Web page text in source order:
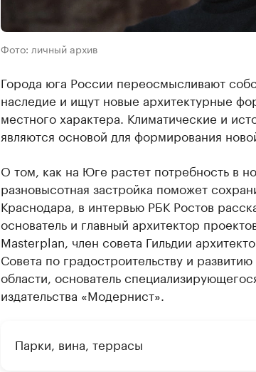
Фото: личный архив
Города юга России переосмысливают
наследие и ищут новые архитектурные
местного характера. Климатические и
являются основой для формирования
О том, как на Юге растет потребность в
разновысотная застройка поможет
Краснодара, в интервью РБК Ростов
основатель и главный архитектор
Masterplan, член совета Гильдии
Совета по градостроительству и
области, основатель
издательства «Модернист».
Парки, вина, террасы